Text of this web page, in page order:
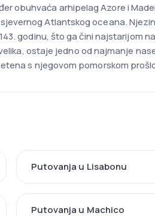
obuhvaća arhipelag Azore i
Atlantskog oceana.
godinu, što ga čini najstarijom
ostaje jedno od najmanje
s njegovom pomorskom
Putovanja u Lisabonu
Putovanja u Machico